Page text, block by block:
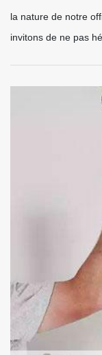
la nature de notre
invitons de ne pas